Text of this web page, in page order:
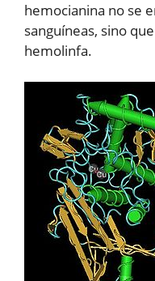
hemocianina no se
sanguíneas, sino
hemolinfa.